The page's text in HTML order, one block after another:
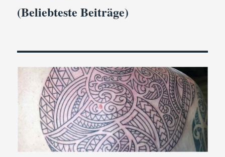
(Beliebteste Beiträge)